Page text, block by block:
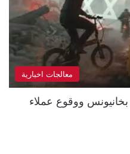
معالجات اخبارية
ووقوع عملاء